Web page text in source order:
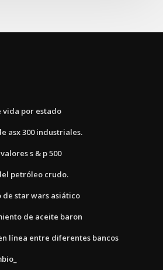
vida por estado
asx 300 industriales.
s & p 500
petróleo crudo.
star wars asiático
de aceite baron
línea entre diferentes bancos